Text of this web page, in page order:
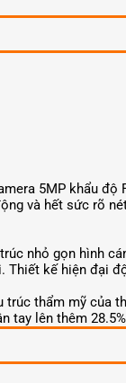
5MP khẩu
và hết sức rõ
nhỏ gọn hình
kế hiện đại
thẩm mỹ
tay lên thêm